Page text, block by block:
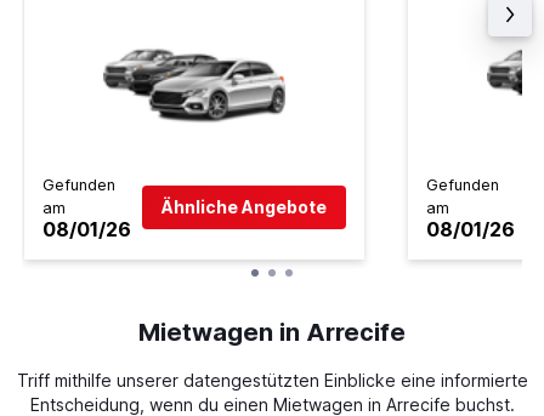
Gefunden
am
08/01/26
Ähnliche Angebote
Gefunden
am
08/01/26
Mietwagen in Arrecife
Triff mithilfe unserer datengestützten Einblicke eine informierte
Entscheidung, wenn du einen Mietwagen in Arrecife buchst.